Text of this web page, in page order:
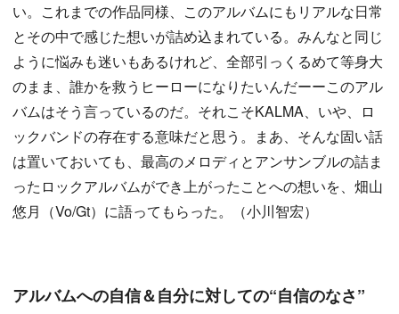
い。これまでの作品同様、このアルバムにもリアルな日常
とその中で感じた想いが詰め込まれている。みんなと同じ
ように悩みも迷いもあるけれど、全部引っくるめて等身大
のまま、誰かを救うヒーローになりたいんだーーこのアル
バムはそう言っているのだ。それこそKALMA、いや、ロ
ックバンドの存在する意味だと思う。まあ、そんな固い話
は置いておいても、最高のメロディとアンサンブルの詰ま
ったロックアルバムができ上がったことへの想いを、畑山
悠月（Vo/Gt）に語ってもらった。（小川智宏）
アルバムへの自信＆自分に対しての“自信のなさ”